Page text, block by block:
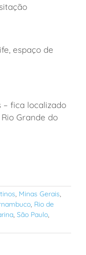
espaço de
– fica localizado
Grande do
Minas Gerais
Rio de
São Paulo